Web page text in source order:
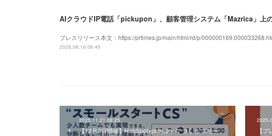
プレスリリース本文：https://prtimes.jp/main/html/rd/p/
2026.06.16 06:45
2025.11.21 08:25
【12月2日開催】HubSpot×pickuponでつくる“スモー 【